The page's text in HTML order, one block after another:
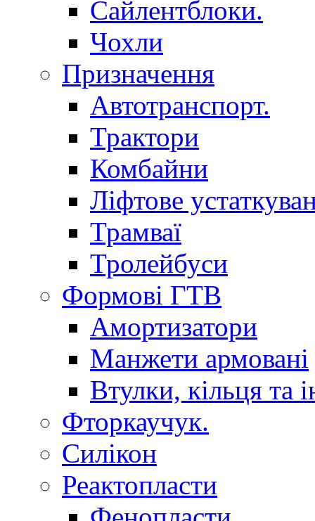
Сайлентблоки.
Чохли
Призначення
Автотранспорт.
Трактори
Комбайни
Ліфтове
Трамваї
Тролейбуси
Формові ГТВ
Амортизатори
Манжети армовані
Втулки, кільця та
Фторкаучук.
Силікон
Реактопласти